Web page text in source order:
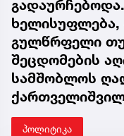
ხელისუფლება,
გულწრფელი
შეცდომების
სამშობლოს
პოლიტიკა